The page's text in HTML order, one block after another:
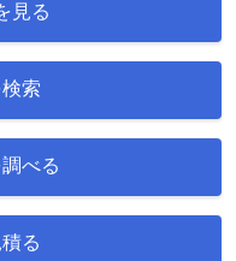
見る
索
べる
る